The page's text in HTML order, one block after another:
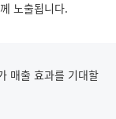
노출됩니다.
매출 효과를 기대할